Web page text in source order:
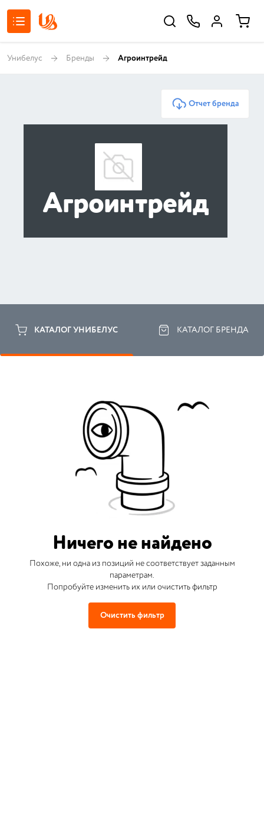
Унибелус Бренды Агроинтрейд
Отчет бренда
Агроинтрейд
КАТАЛОГ УНИБЕЛУС КАТАЛОГ БРЕНДА
Ничего не найдено
Похоже, ни одна из позиций не соответствует заданным
параметрам.
Попробуйте изменить их или очистить фильтр
Очистить фильтр